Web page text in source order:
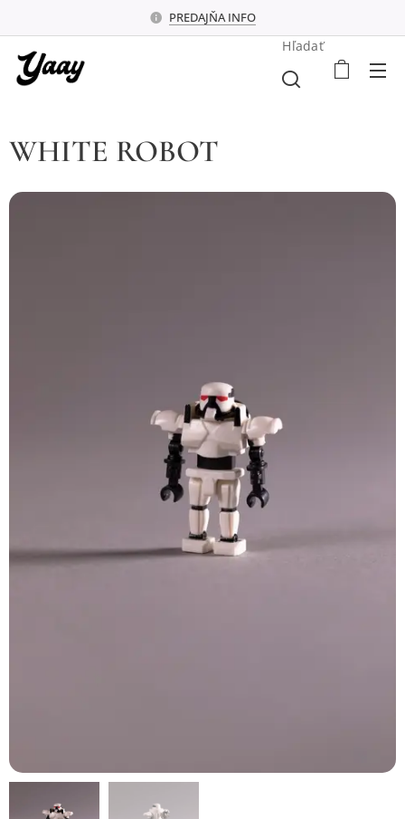
PREDAJŇA INFO
Hľadať
WHITE ROBOT